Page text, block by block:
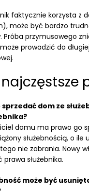
faktycznie korzysta z
może być bardzo
Próba przymusowego
prowadzić do
najczęstsze
sprzedać dom ze
domu ma prawo go
służebnością, o ile
nie zabrania. Nowy
służebnika.
może być